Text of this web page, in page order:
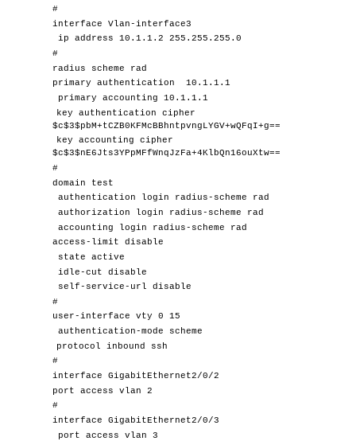
#
interface Vlan-interface3
ip address 10.1.1.2 255.255.255.0
#
radius scheme rad
primary authentication 10.1.1.1
primary accounting 10.1.1.1
key authentication cipher
$c$3$pbM+tCZB0KFMcBBhntpvngLYGV+wQFqI+g==
key accounting cipher
$c$3$nE6Jts3YPpMFfWnqJzFa+4KlbQn16ouXtw==
#
domain test
authentication login radius-scheme rad
authorization login radius-scheme rad
accounting login radius-scheme rad
access-limit disable
state active
idle-cut disable
self-service-url disable
#
user-interface vty 0 15
authentication-mode scheme
protocol inbound ssh
#
interface GigabitEthernet2/0/2
port access vlan 2
#
interface GigabitEthernet2/0/3
port access vlan 3